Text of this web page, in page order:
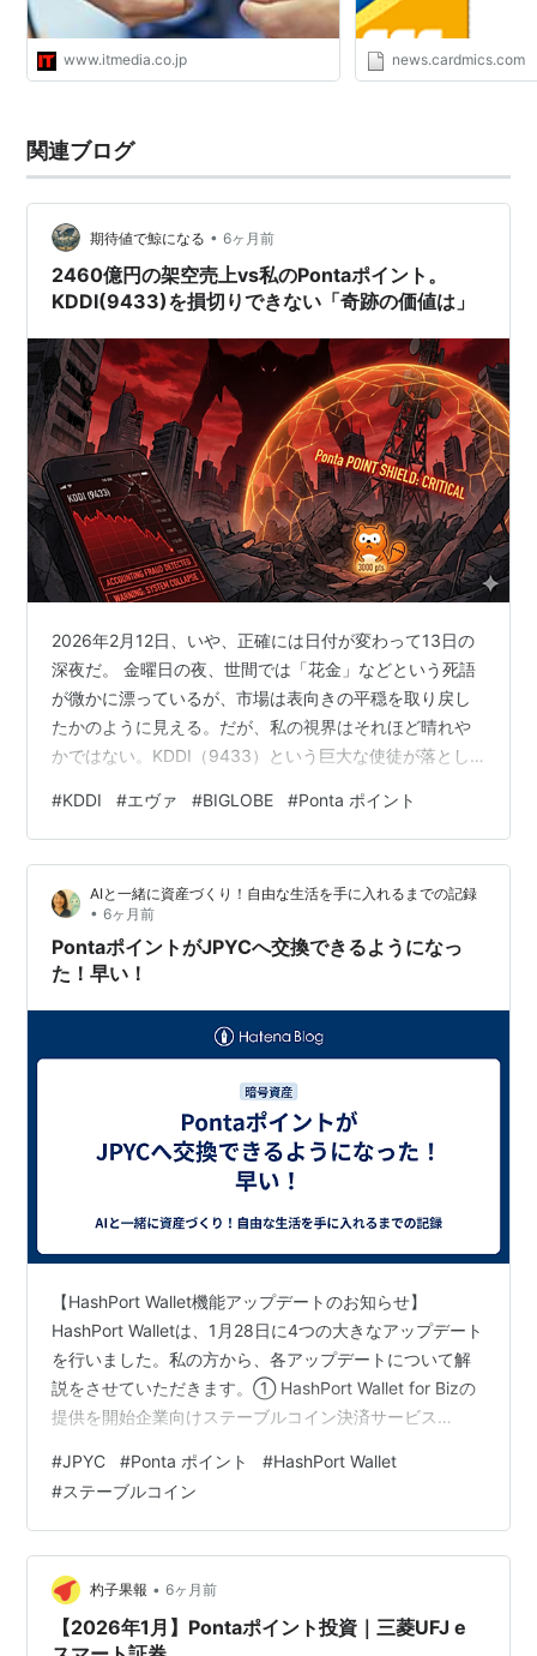
www.itmedia.co.jp news.cardmics.com
関連ブログ
期待値で鯨になる • 6ヶ月前
2460億円の架空売上vs私のPontaポイント。
KDDI(9433)を損切りできない「奇跡の価値は」
2026年2月12日、いや、正確には日付が変わって13日の
深夜だ。 金曜日の夜、世間では「花金」などという死語
が微かに漂っているが、市場は表向きの平穏を取り戻し
たかのように見える。だが、私の視界はそれほど晴れや
かではない。KDDI（9433）という巨大な使徒が落とし
いる。 上空から降ってくる不祥事を、個人投資家は生身
の腕で受け止めなければならない。この理不尽な恐怖の
中、私は投資という名の、出口の見えない戦闘に身を置
いているのだ。 現在の保有状況（2026年2月12日時点）
項目 内容 取得単価 2,352円 終値 2,661.5円（PTS：2,…
#KDDI #エヴァ #BIGLOBE #Ponta ポイント
AIと一緒に資産づくり！自由な生活を手に入れるまでの記録
• 6ヶ月前
PontaポイントがJPYCへ交換できるようになっ
た！早い！
【HashPort Wallet機能アップデートのお知らせ】
HashPort Walletは、1月28日に4つの大きなアップデート
を行いました。私の方から、各アップデートについて解
説をさせていただきます。① HashPort Wallet for Bizの
提供を開始企業向けステーブルコイン決済サービス
吉田 世博 Seihaku Yoshida | HashPort
(@seihakuyoshida) 2026年1月29日 はな：Pontaポイン
トがJPYCに交換できるようになったらしい！JPY…
#JPYC #Ponta ポイント #HashPort Wallet
#ステーブルコイン
杓子果報 • 6ヶ月前
【2026年1月】Pontaポイント投資｜三菱UFJ e